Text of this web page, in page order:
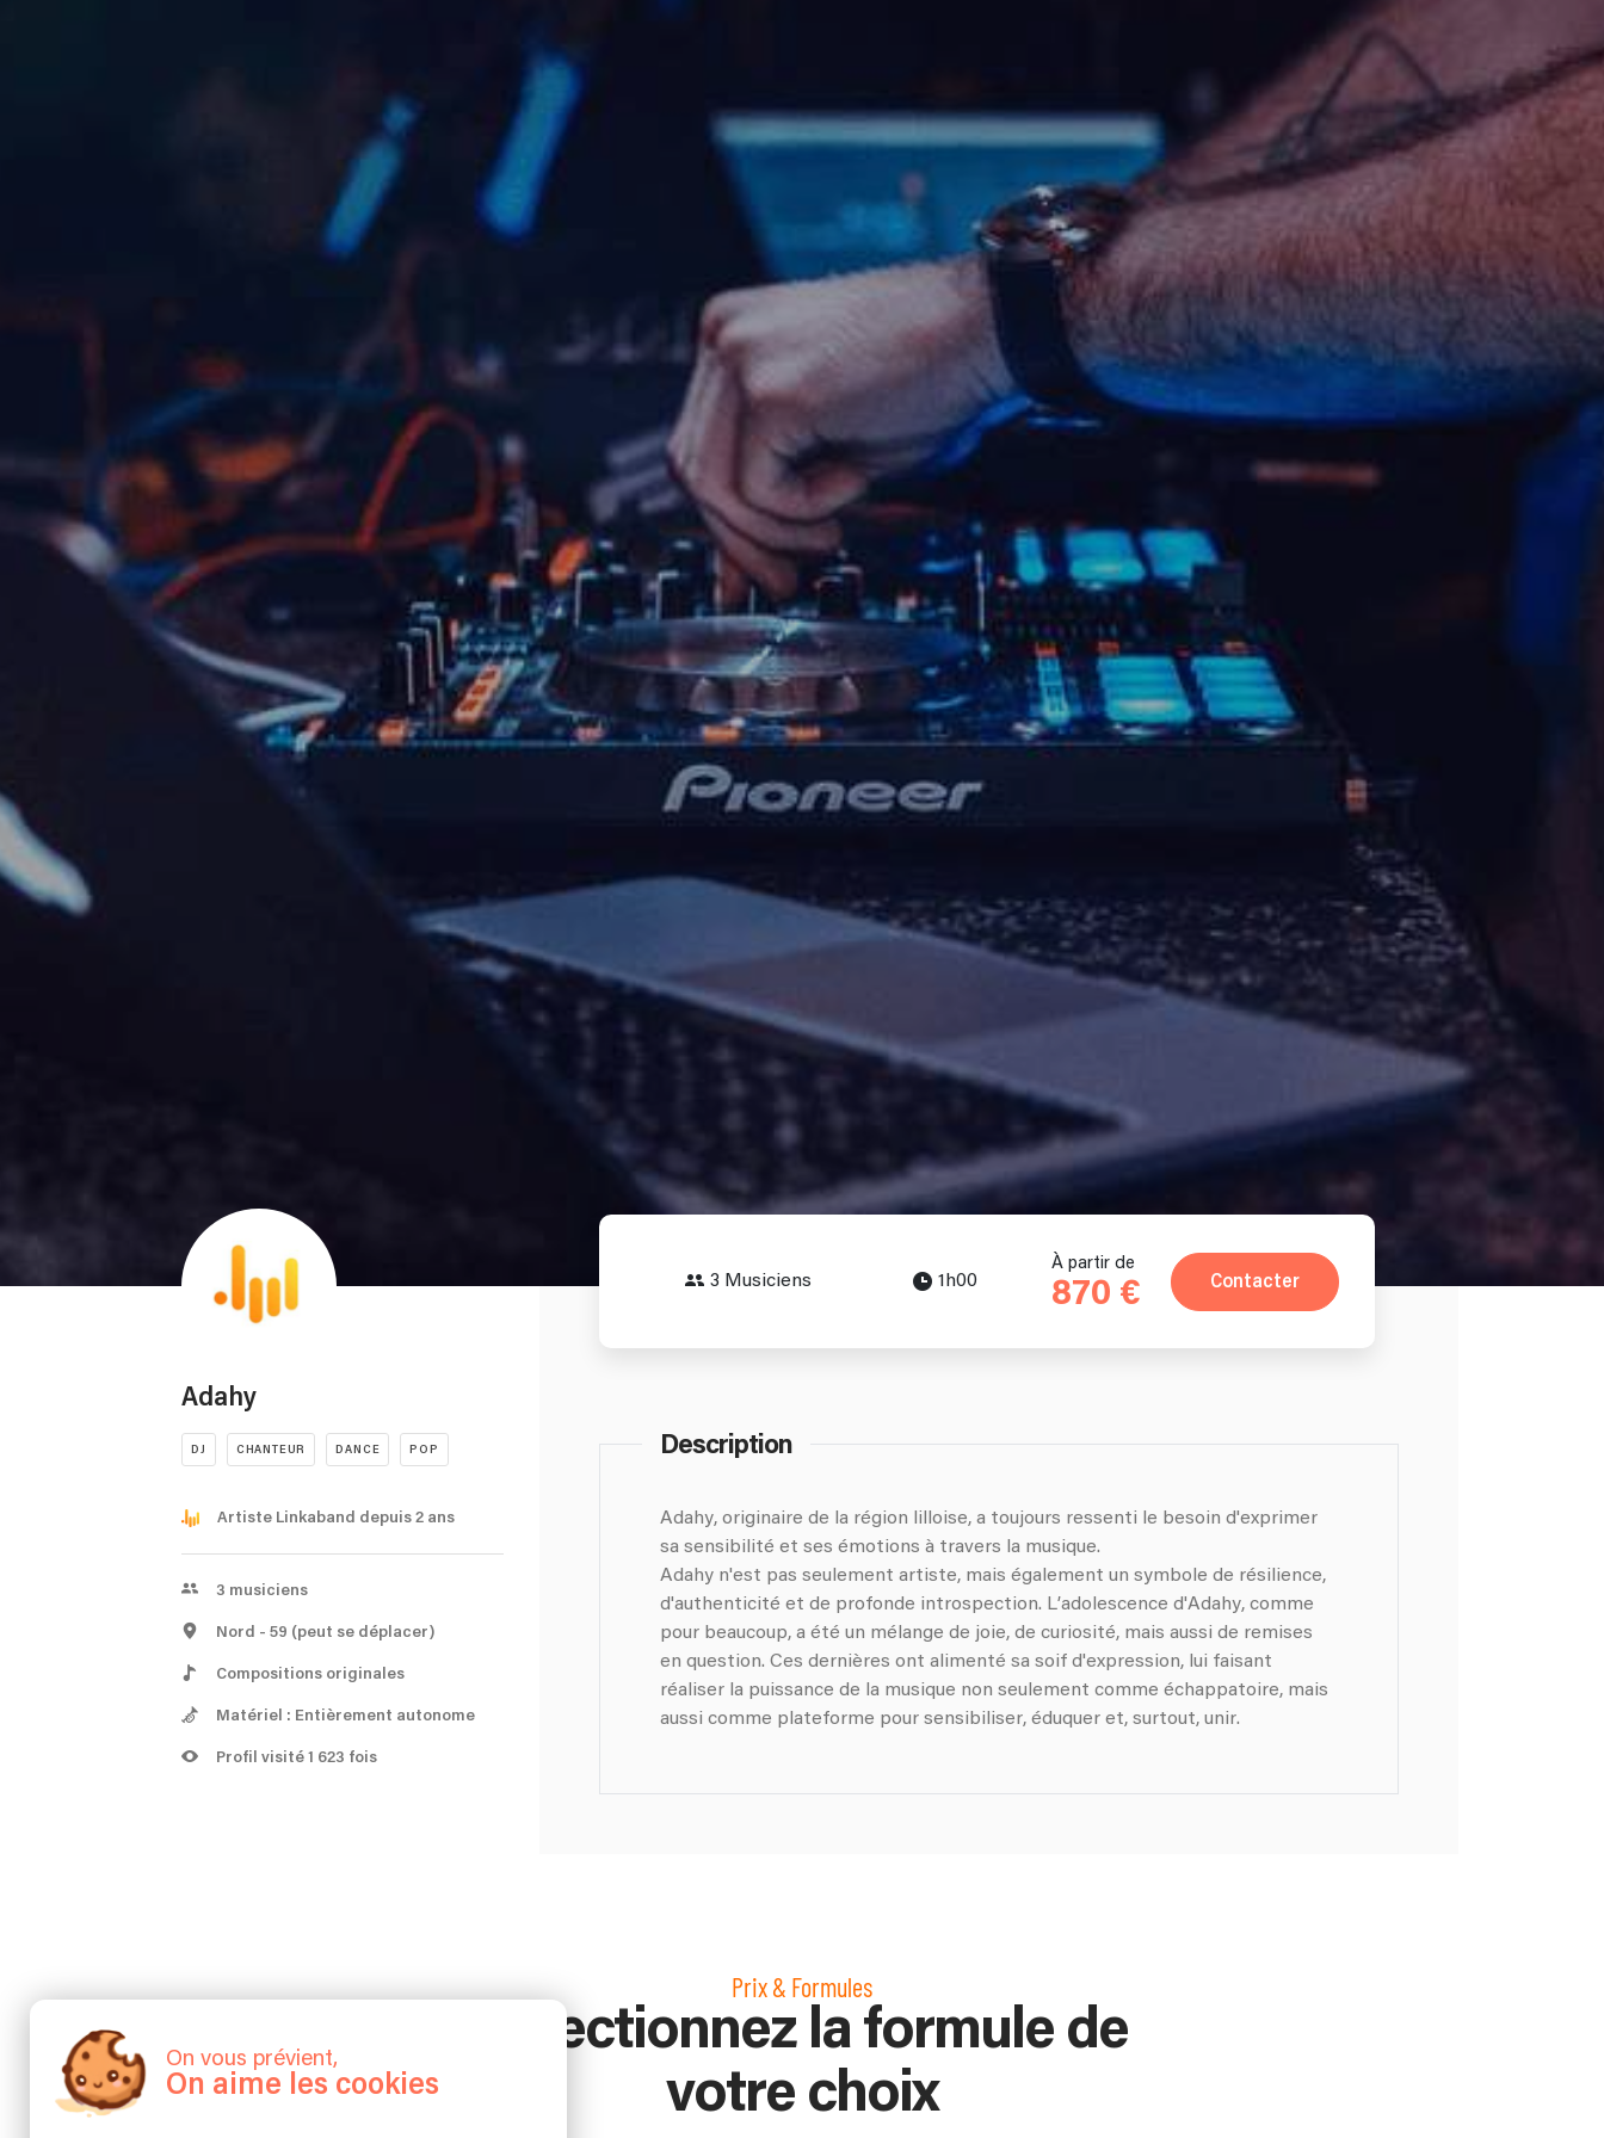
Adahy
DJ CHANTEUR DANCE POP
Artiste Linkaband depuis 2 ans
3 musiciens
Nord - 59 (peut se déplacer)
Compositions originales
Matériel : Entièrement autonome
Profil visité 1 623 fois
3 Musiciens 1h00
À partir de
870 € Contacter
Description
Adahy, originaire de la région lilloise, a toujours ressenti le besoin d'exprimer
sa sensibilité et ses émotions à travers la musique.
Adahy n'est pas seulement artiste, mais également un symbole de résilience,
d'authenticité et de profonde introspection. L’adolescence d'Adahy, comme
pour beaucoup, a été un mélange de joie, de curiosité, mais aussi de remises
en question. Ces dernières ont alimenté sa soif d'expression, lui faisant
réaliser la puissance de la musique non seulement comme échappatoire, mais
aussi comme plateforme pour sensibiliser, éduquer et, surtout, unir.
Prix & Formules
Sélectionnez la formule de
votre choix
On vous prévient,
On aime les cookies